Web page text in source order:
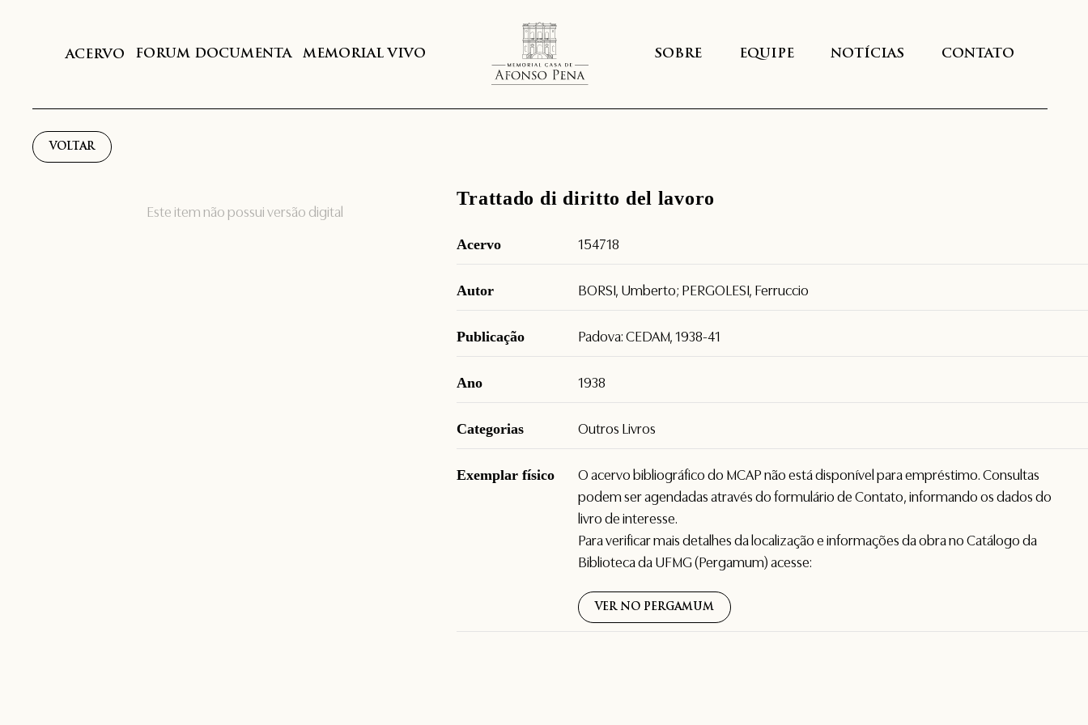
ACERVO FORUM DOCUMENTA MEMORIAL VIVO SOBRE EQUIPE NOTÍCIAS CONTATO
VOLTAR
Este item não possui versão digital
Trattado di diritto del lavoro
Acervo 154718
Autor BORSI, Umberto; PERGOLESI, Ferruccio
Publicação Padova: CEDAM, 1938-41
Ano 1938
Categorias Outros Livros
Exemplar físico
O acervo bibliográfico do MCAP não está disponível para empréstimo. Consultas
podem ser agendadas através do formulário deContato, informando os dados do
livro de interesse.
Para verificar mais detalhes da localização e informações da obra no Catálogo da
Biblioteca da UFMG (Pergamum) acesse:
VER NO PERGAMUM